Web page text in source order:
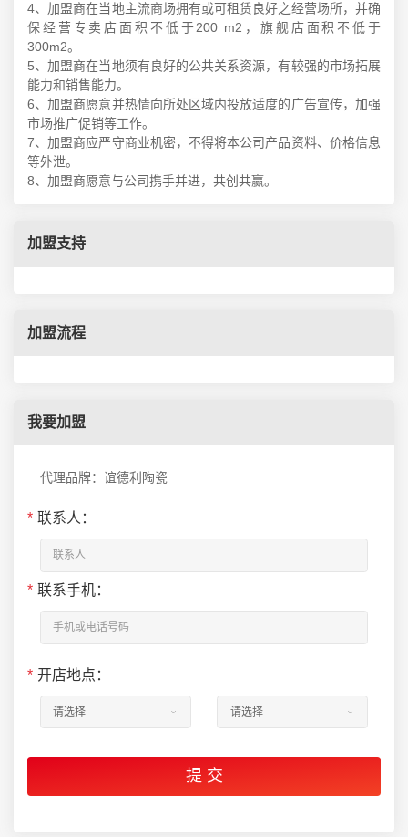
4、加盟商在当地主流商场拥有或可租赁良好之经营场所，并确
保经营专卖店面积不低于200 m2，旗舰店面积不低于
300m2。
5、加盟商在当地须有良好的公共关系资源，有较强的市场拓展
能力和销售能力。
6、加盟商愿意并热情向所处区域内投放适度的广告宣传，加强
市场推广促销等工作。
7、加盟商应严守商业机密，不得将本公司产品资料、价格信息
等外泄。
8、加盟商愿意与公司携手并进，共创共赢。
加盟支持
加盟流程
我要加盟
代理品牌：谊德利陶瓷
* 联系人：
* 联系手机：
* 开店地点：